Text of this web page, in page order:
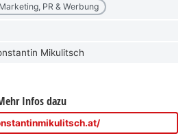
Marketing, PR & Werbung
Mikulitsch
Infos dazu